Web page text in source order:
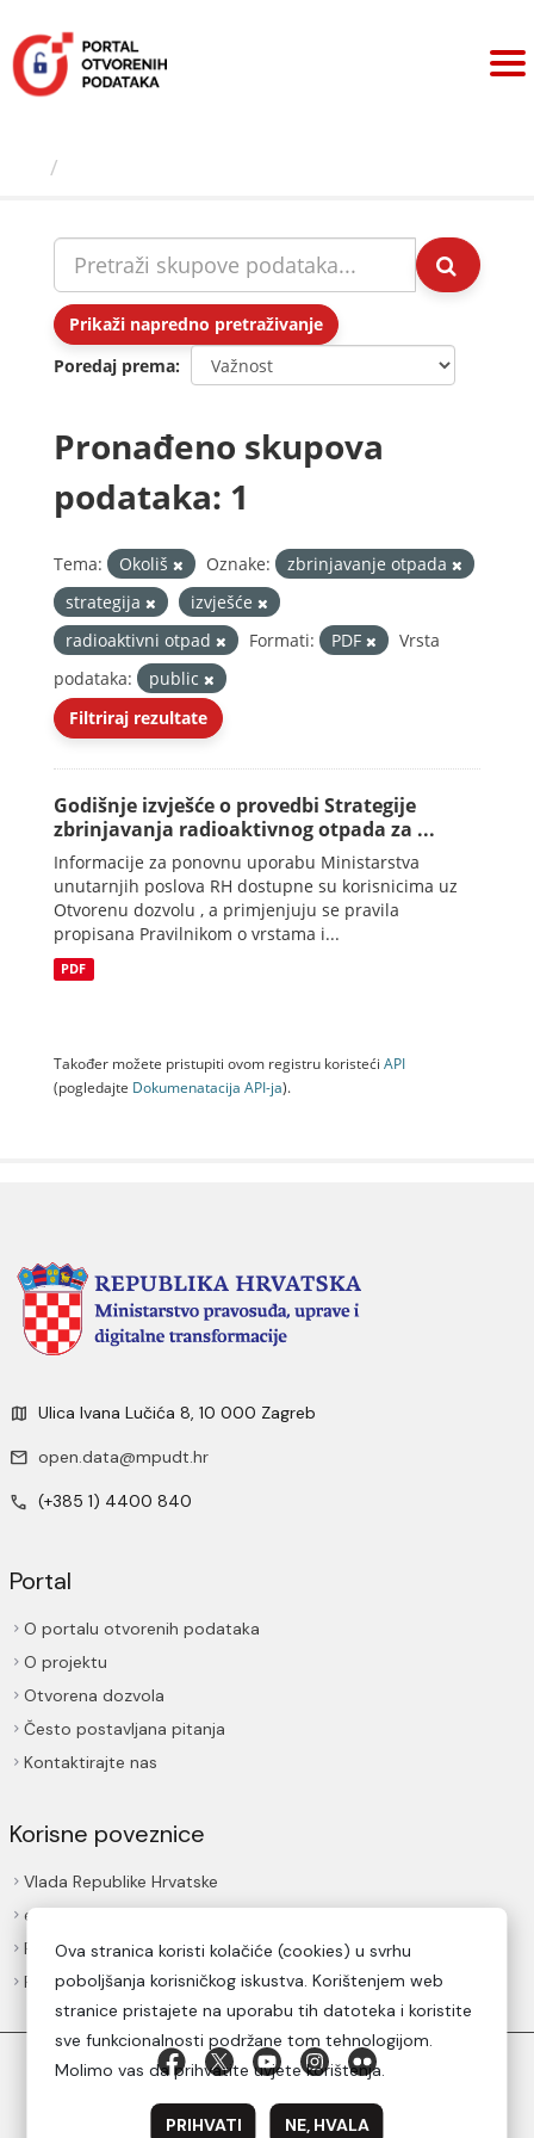
sadržaj
Prikaži napredno pretraživanje
Poredaj prema
Pronađeno skupova
podataka: 1
Tema: Okoliš Oznake:
zbrinjavanje otpada
strategija
izvješće
radioaktivni otpad
Formati: PDF
Vrsta
podataka:
public
Filtriraj rezultate
Godišnje izvješće o provedbi Strategije
zbrinjavanja radioaktivnog otpada za ...
Informacije za ponovnu uporabu Ministarstva
unutarnjih poslova RH dostupne su korisnicima uz
Otvorenu dozvolu , a primjenjuju se pravila
propisana Pravilnikom o vrstama i...
PDF
Također možete pristupiti ovom registru koristeći API
(pogledajte Dokumenаtаcijа API-jа).